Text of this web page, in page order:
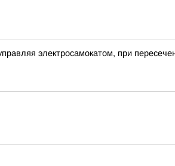
электросамокатом, при